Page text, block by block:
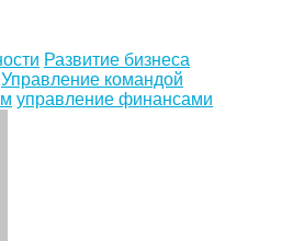
Развитие бизнеса
Управление командой
управление финансами